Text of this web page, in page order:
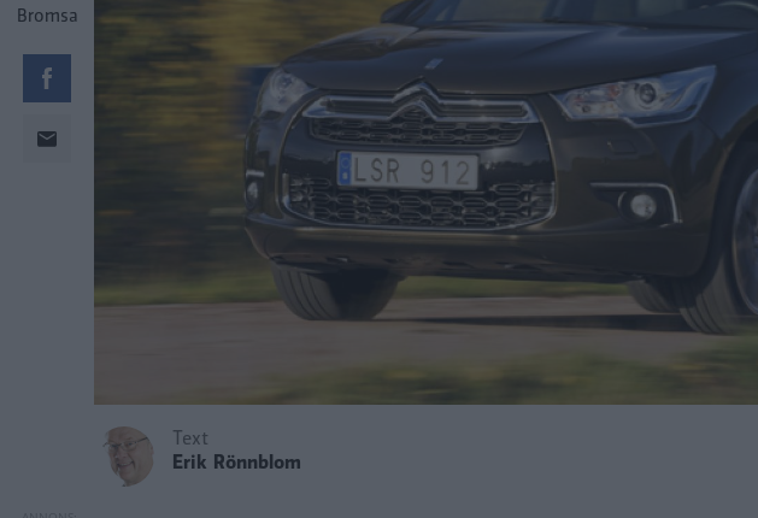
Bromsa
Text
Erik Rönnblom